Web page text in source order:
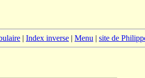
| Index inverse | Menu | site de